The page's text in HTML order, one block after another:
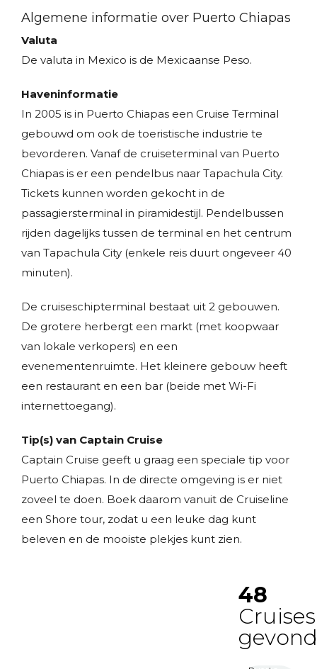
Algemene informatie over Puerto Chiapas
Valuta
De valuta in Mexico is de Mexicaanse Peso.
Haveninformatie
In 2005 is in Puerto Chiapas een Cruise Terminal
gebouwd om ook de toeristische industrie te
bevorderen. Vanaf de cruiseterminal van Puerto
Chiapas is er een pendelbus naar Tapachula City.
Tickets kunnen worden gekocht in de
passagiersterminal in piramidestijl. Pendelbussen
rijden dagelijks tussen de terminal en het centrum
van Tapachula City (enkele reis duurt ongeveer 40
minuten).
De cruiseschipterminal bestaat uit 2 gebouwen.
De grotere herbergt een markt (met koopwaar
van lokale verkopers) en een
evenementenruimte. Het kleinere gebouw heeft
een restaurant en een bar (beide met Wi-Fi
internettoegang).
Tip(s) van Captain Cruise
Captain Cruise geeft u graag een speciale tip voor
Puerto Chiapas. In de directe omgeving is er niet
zoveel te doen. Boek daarom vanuit de Cruiseline
een Shore tour, zodat u een leuke dag kunt
beleven en de mooiste plekjes kunt zien.